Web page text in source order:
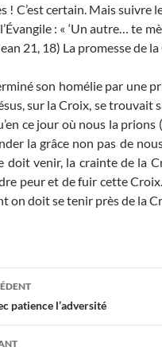
! C’est certain. Mais suivre
: « ‘Un autre… te
21, 18) La promesse de la
son homélie par une
sur la Croix, se trouvait
ce jour où nous la prions
la grâce non pas de
doit venir, la crainte de la
peur et de fuir cette
on doit se tenir près de la
patience l’adversité